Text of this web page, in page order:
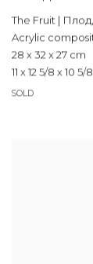
The Fruit | Плод,
Acrylic
28 x 32 x 27 cm
11 x 12 5/8 x 10 5/
SOLD